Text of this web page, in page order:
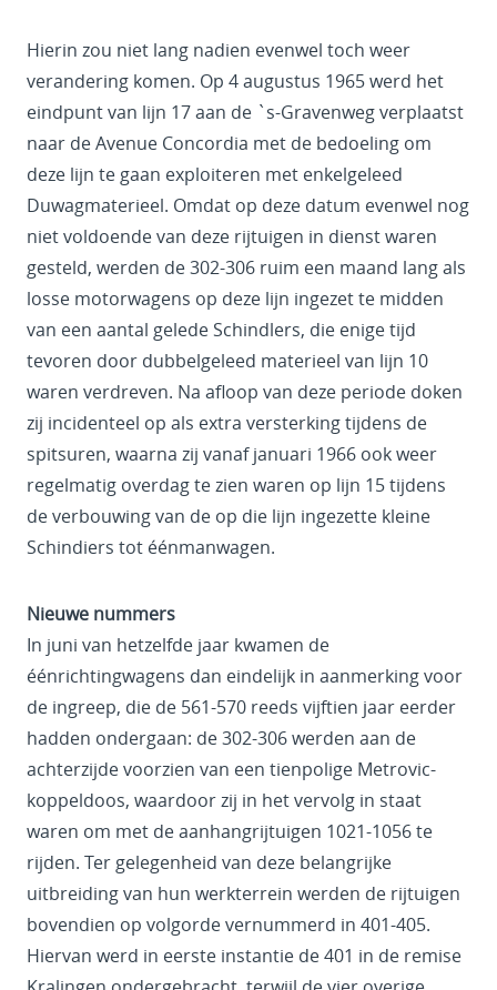
Hierin zou niet lang nadien evenwel toch weer
verandering komen. Op 4 augustus 1965 werd het
eindpunt van lijn 17 aan de `s-Gravenweg verplaatst
naar de Avenue Concordia met de bedoeling om
deze lijn te gaan exploiteren met enkelgeleed
Duwagmaterieel. Omdat op deze datum evenwel nog
niet voldoende van deze rijtuigen in dienst waren
gesteld, werden de 302-306 ruim een maand lang als
losse motorwagens op deze lijn ingezet te midden
van een aantal gelede Schindlers, die enige tijd
tevoren door dubbelgeleed materieel van lijn 10
waren verdreven. Na afloop van deze periode doken
zij incidenteel op als extra versterking tijdens de
spitsuren, waarna zij vanaf januari 1966 ook weer
regelmatig overdag te zien waren op lijn 15 tijdens
de verbouwing van de op die lijn ingezette kleine
Schindiers tot éénmanwagen.
Nieuwe nummers
In juni van hetzelfde jaar kwamen de
éénrichtingwagens dan eindelijk in aanmerking voor
de ingreep, die de 561-570 reeds vijftien jaar eerder
hadden ondergaan: de 302-306 werden aan de
achterzijde voorzien van een tienpolige Metrovic-
koppeldoos, waardoor zij in het vervolg in staat
waren om met de aanhangrijtuigen 1021-1056 te
rijden. Ter gelegenheid van deze belangrijke
uitbreiding van hun werkterrein werden de rijtuigen
bovendien op volgorde vernummerd in 401-405.
Hiervan werd in eerste instantie de 401 in de remise